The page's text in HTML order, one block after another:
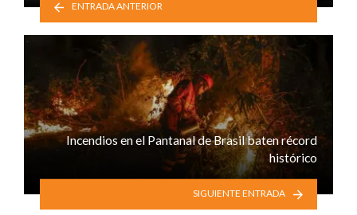
ENTRADA ANTERIOR
Incendios en el Pantanal de Brasil baten récord
histórico
SIGUIENTE ENTRADA